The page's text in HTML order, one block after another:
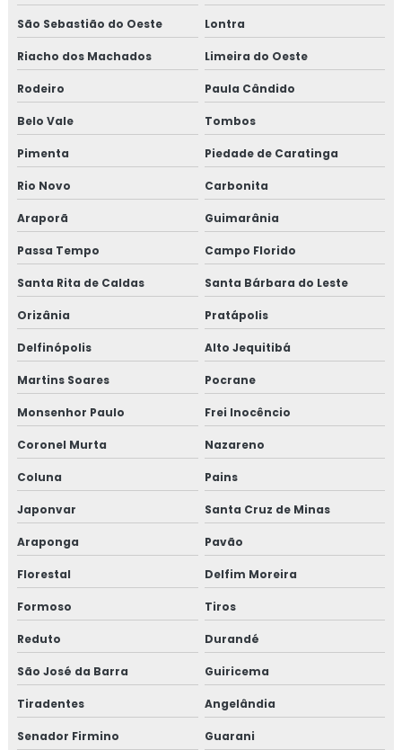
São Sebastião do Oeste Lontra
Riacho dos Machados Limeira do Oeste
Rodeiro Paula Cândido
Belo Vale Tombos
Pimenta Piedade de Caratinga
Rio Novo Carbonita
Araporã Guimarânia
Passa Tempo Campo Florido
Santa Rita de Caldas Santa Bárbara do Leste
Orizânia Pratápolis
Delfinópolis Alto Jequitibá
Martins Soares Pocrane
Monsenhor Paulo Frei Inocêncio
Coronel Murta Nazareno
Coluna Pains
Japonvar Santa Cruz de Minas
Araponga Pavão
Florestal Delfim Moreira
Formoso Tiros
Reduto Durandé
São José da Barra Guiricema
Tiradentes Angelândia
Senador Firmino Guarani